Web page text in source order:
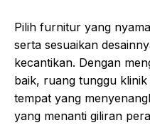
Pilih furnitur yang
serta sesuaikan
kecantikan. Dengan
baik, ruang tunggu
tempat yang
yang menanti giliran